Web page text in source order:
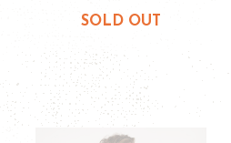
SOLD OUT